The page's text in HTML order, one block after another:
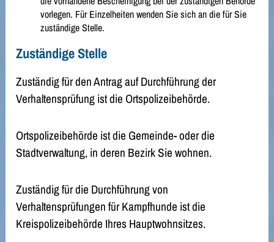
vorlegen. Für Einzelheiten wenden Sie sich an die für Sie
zuständige Stelle.
Zuständige Stelle
Zuständig für den Antrag auf Durchführung der
Verhaltensprüfung ist die Ortspolizeibehörde.
Ortspolizeibehörde ist die Gemeinde- oder die
Stadtverwaltung, in deren Bezirk Sie wohnen.
Zuständig für die Durchführung von
Verhaltensprüfungen für Kampfhunde ist die
Kreispolizeibehörde Ihres Hauptwohnsitzes.